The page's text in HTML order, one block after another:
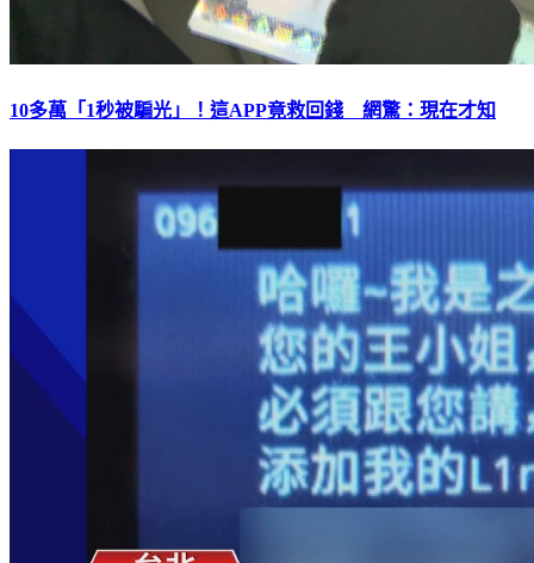
10多萬「1秒被騙光」！這APP竟救回錢 網驚：現在才知